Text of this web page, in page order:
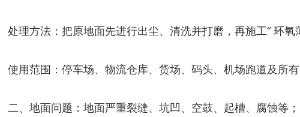
处理方法：把原地面先进行出尘、清洗并打磨，再施工“ 环氧
使用范围：停车场、物流仓库、货场、码头、机场跑道及所
二、地面问题：地面严重裂缝、坑凹、空鼓、起槽、腐蚀等；